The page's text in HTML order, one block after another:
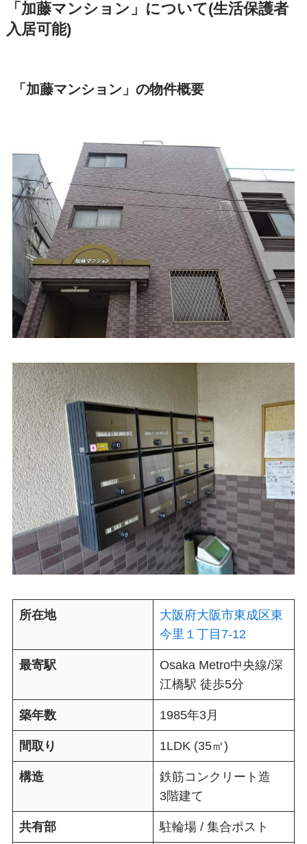
「加藤マンション」について(生活保護者
入居可能)
「加藤マンション」の物件概要
所在地
大阪府大阪市東成区東
今里１丁目7-12
最寄駅
Osaka Metro中央線/深
江橋駅 徒歩5分
築年数 1985年3月
間取り 1LDK (35㎡)
構造
鉄筋コンクリート造
3階建て
共有部 駐輪場 / 集合ポスト